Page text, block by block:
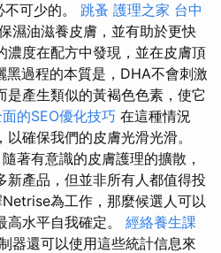
可少的。 跳蚤 護理之家 台中
濕油滋養皮膚，並有助於更快
度在配方中發現，並在皮膚頂
黑過程的本質是，DHA不會刺激
是產生類似的黃褐色色素，使它
的SEO優化技巧 在這種情況
確保我們的皮膚光滑光滑。
隨著有意識的皮膚護理的擴散，
新產品，但並非所有人都值得投
為工作，那麼候選人可以
水平自我確定。 經絡養生課
器還可以使用這些統計信息來